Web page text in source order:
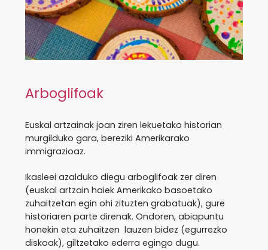
Arboglifoak
Euskal artzainak joan ziren lekuetako historian
murgilduko gara, bereziki Amerikarako
immigrazioaz.
Ikasleei azalduko diegu arboglifoak zer diren
(euskal artzain haiek Amerikako basoetako
zuhaitzetan egin ohi zituzten grabatuak), gure
historiaren parte direnak. Ondoren, abiapuntu
honekin eta zuhaitzen lauzen bidez (egurrezko
diskoak), giltzetako ederra egingo dugu.